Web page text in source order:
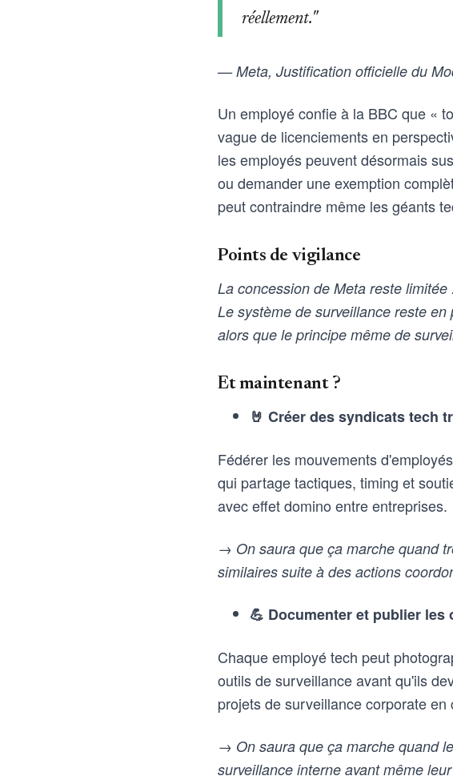
réellement."
— Meta, Justification officielle du
Un employé confie à la BBC que «
vague de licenciements en
les employés peuvent désormais
ou demander une exemption
peut contraindre même les géants
Points de vigilance
La concession de Meta reste
Le système de surveillance reste
alors que le principe même de
Et maintenant ?
🤘 Créer des syndicats tech
Fédérer les mouvements
qui partage tactiques, timing et
avec effet domino entre entreprises.
→ On saura que ça marche quand
similaires suite à des actions
💪 Documenter et publier
Chaque employé tech peut
outils de surveillance avant qu'ils
projets de surveillance corporate en
→ On saura que ça marche quand
surveillance interne avant même